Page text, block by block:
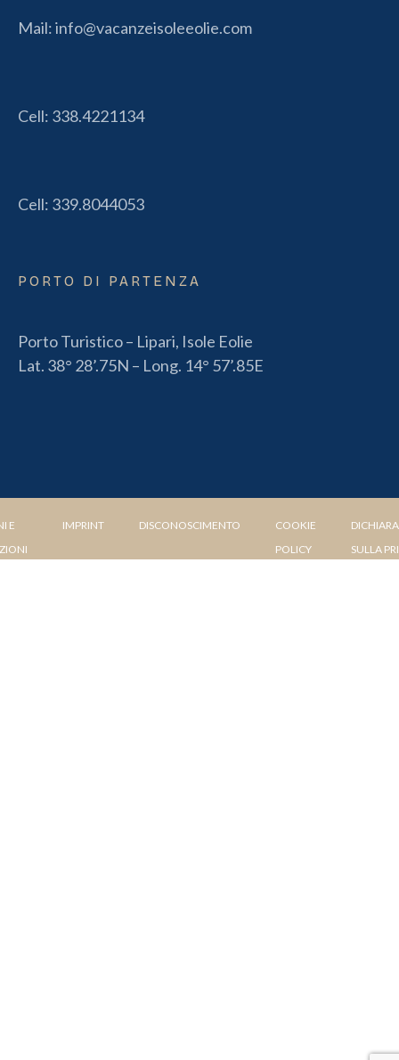
Mail:info@vacanzeisoleeolie.com
Cell: 338.4221134
Cell: 339.8044053
PORTO DI PARTENZA
Porto Turistico – Lipari, Isole Eolie
Lat. 38° 28’.75N – Long. 14° 57’.85E
E
IMPRINT DISCONOSCIMENTO
COOKIE
POLICY
SULLA